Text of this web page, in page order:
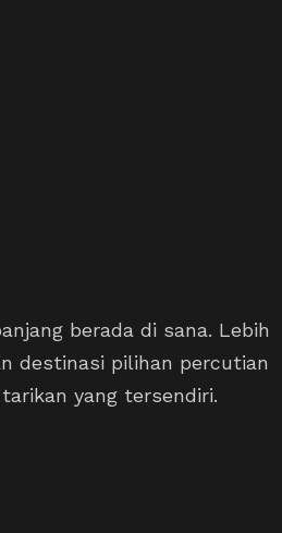
berada di sana. Lebih
destinasi pilihan percutian
yang tersendiri.